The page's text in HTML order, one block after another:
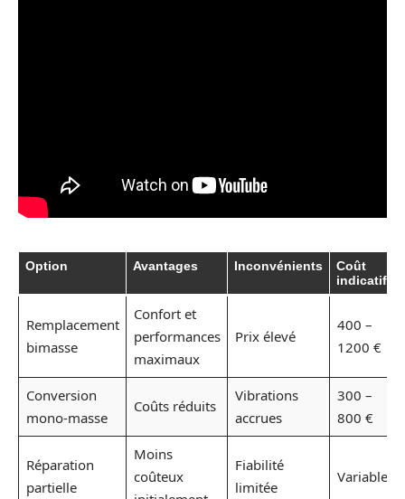
Option Avantages Inconvénients
Coût
indicatif
Remplacement
bimasse
Confort et
performances
maximaux
Prix élevé
400 –
1200 €
Conversion
mono-masse
Coûts réduits
Vibrations
accrues
300 –
800 €
Réparation
partielle
Moins
coûteux
Fiabilité
limitée
Variable